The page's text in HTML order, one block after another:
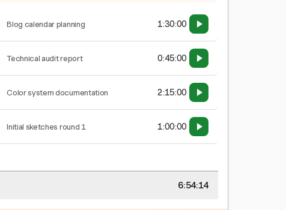
Blog calendar planning 1:30:00
Technical audit report 0:45:00
Color system documentation 2:15:00
Initial sketches round 1 1:00:00
6:54:15